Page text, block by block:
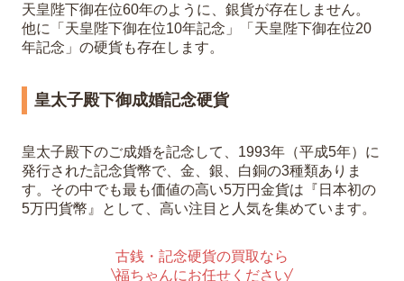
天皇陛下御在位60年のように、銀貨が存在しません。
他に「天皇陛下御在位10年記念」「天皇陛下御在位20
年記念」の硬貨も存在します。
皇太子殿下御成婚記念硬貨
皇太子殿下のご成婚を記念して、1993年（平成5年）に
発行された記念貨幣で、金、銀、白銅の3種類ありま
す。その中でも最も価値の高い5万円金貨は『日本初の
5万円貨幣』として、高い注目と人気を集めています。
古銭・記念硬貨の買取なら
福ちゃんにお任せください